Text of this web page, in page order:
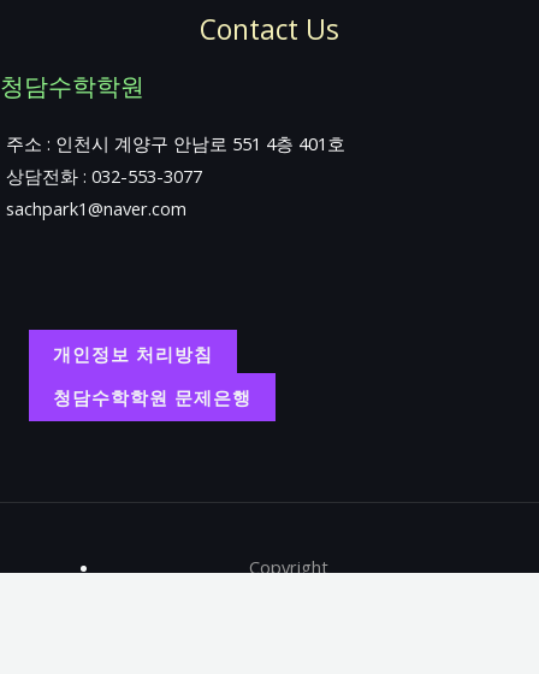
Contact Us
청담수학학원
주소 : 인천시 계양구 안남로 551 4층 401호
상담전화 : 032-553-3077
sachpark1@naver.com
개인정보 처리방침
청담수학학원 문제은행
Copyright